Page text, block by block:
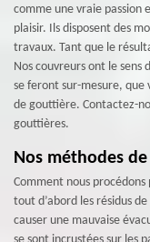
comme une vraie passion
plaisir. Ils disposent des
travaux. Tant que le
Nos couvreurs ont le sens
se feront sur-mesure, que
de gouttière. Contactez-
gouttières.
Nos méthodes
Comment nous
tout d’abord les résidus
causer une mauvaise